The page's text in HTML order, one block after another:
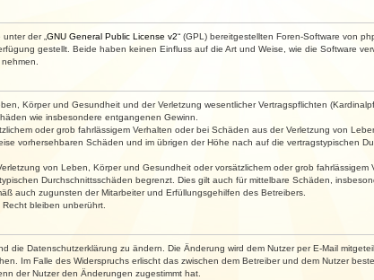
der „ GNU General Public License v2“ (GPL) bereitgestellten Foren-Software von
gestellt. Beide haben keinen Einfluss auf die Art und Weise, wie die Software
Körper und Gesundheit und der Verletzung wesentlicher Vertragspflichten
wie insbesondere entgangenen Gewinn.
oder grob fahrlässigem Verhalten oder bei Schäden aus der Verletzung von
vorhersehbaren Schäden und im übrigen der Höhe nach auf die vertragstypischen
von Leben, Körper und Gesundheit oder vorsätzlichem oder grob
Durchschnittsschäden begrenzt. Dies gilt auch für mittelbare Schäden,
auch zugunsten der Mitarbeiter und Erfüllungsgehilfen des Betreibers.
bleiben unberührt.
die Datenschutzerklärung zu ändern. Die Änderung wird dem Nutzer per E-Mail
Im Falle des Widerspruchs erlischt das zwischen dem Betreiber und dem Nutzer
der Nutzer den Änderungen zugestimmt hat.